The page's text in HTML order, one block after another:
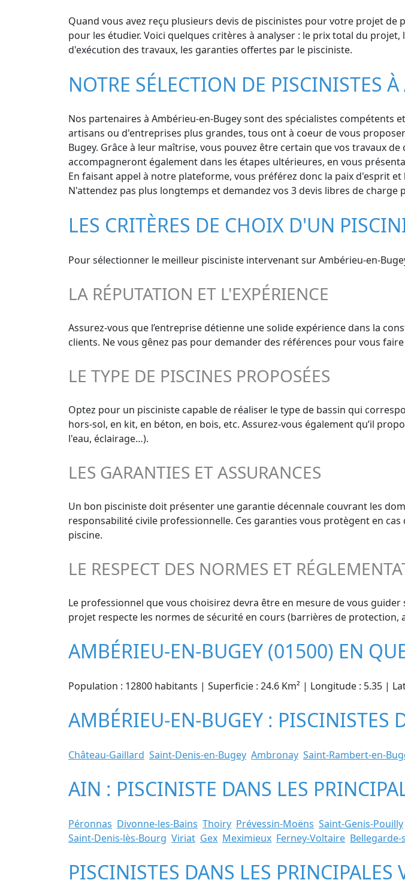
Quand vous avez reçu plusieurs devis de piscinistes pour votre projet
pour les étudier. Voici quelques critères à analyser : le prix total du
d'exécution des travaux, les garanties offertes par le pisciniste.
NOTRE SÉLECTION DE PISCINISTES
Nos partenaires à Ambérieu-en-Bugey sont des spécialistes compétents
artisans ou d'entreprises plus grandes, tous ont à coeur de vous
Bugey. Grâce à leur maîtrise, vous pouvez être certain que vos travaux
accompagneront également dans les étapes ultérieures, en vous
En faisant appel à notre plateforme, vous préférez donc la paix d'esprit
N'attendez pas plus longtemps et demandez vos 3 devis libres de
LES CRITÈRES DE CHOIX D'UN
Pour sélectionner le meilleur pisciniste intervenant sur Ambérieu-en-
LA RÉPUTATION ET L'EXPÉRIENCE
Assurez-vous que l’entreprise détienne une solide expérience dans la
clients. Ne vous gênez pas pour demander des références pour vous
LE TYPE DE PISCINES PROPOSÉES
Optez pour un pisciniste capable de réaliser le type de bassin qui
hors-sol, en kit, en béton, en bois, etc. Assurez-vous également qu’il
l'eau, éclairage…).
LES GARANTIES ET ASSURANCES
Un bon pisciniste doit présenter une garantie décennale couvrant les
responsabilité civile professionnelle. Ces garanties vous protègent en
piscine.
LE RESPECT DES NORMES ET
Le professionnel que vous choisirez devra être en mesure de vous
projet respecte les normes de sécurité en cours (barrières de protection,
AMBÉRIEU-EN-BUGEY (01500) EN
Population : 12800 habitants | Superficie : 24.6 Km² | Longitude : 5.35 |
AMBÉRIEU-EN-BUGEY : PISCINISTES
Château-Gaillard Saint-Denis-en-Bugey Ambronay Saint-Rambert-en-
AIN : PISCINISTE DANS LES
Péronnas Divonne-les-Bains Thoiry Prévessin-Moëns Saint-Genis-Pouilly
Saint-Denis-lès-Bourg Viriat Gex Meximieux Ferney-Voltaire
PISCINISTES DANS LES PRINCIPALES